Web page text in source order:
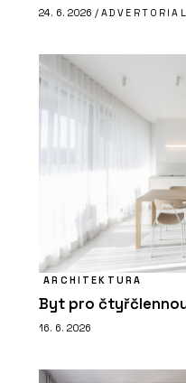
24. 6. 2026 / ADVERTORIAL
ARCHITEKTURA
Byt pro
16. 6. 2026